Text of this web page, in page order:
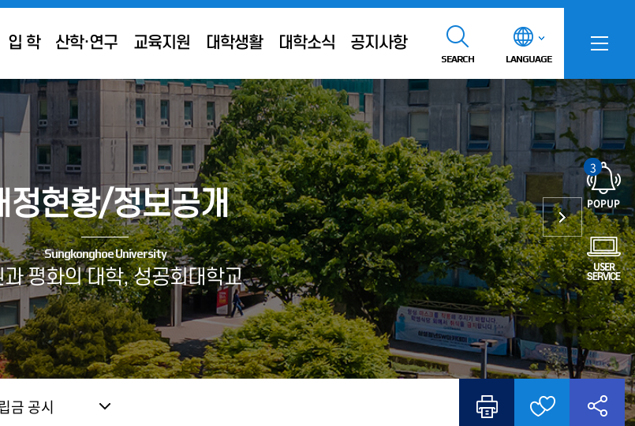
입 학 산학·연구 교육지원 대학생활 대학소식 공지사항
SEARCH LANGUAGE
POPUP
3
USER
SERVICE
정현황/정보공개
Sungkonghoe University
과 평화의 대학, 성공회대학교
금 공시